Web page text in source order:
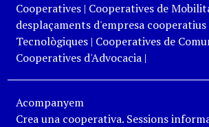
Cooperatives| Cooperatives de
desplaçaments d'empresa cooperatius
Tecnològiques| Cooperatives de
Cooperatives d'Advocacia|
Acompanyem
Crea una cooperativa. Sessions